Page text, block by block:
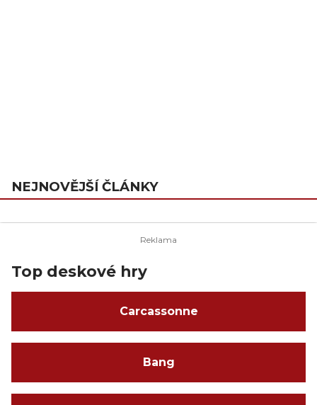
NEJNOVĚJŠÍ ČLÁNKY
Top deskové hry
Carcassonne
Bang